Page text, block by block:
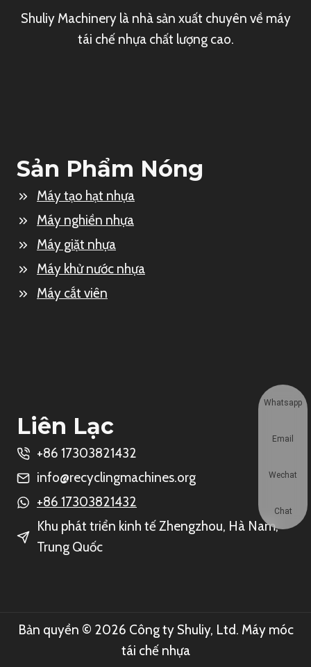
Shuliy Machinery là nhà sản xuất chuyên về máy
tái chế nhựa chất lượng cao.
Sản Phẩm Nóng
Máy tạo hạt nhựa
Máy nghiền nhựa
Máy giặt nhựa
Máy khử nước nhựa
Máy cắt viên
Liên Lạc
+86 17303821432
info@recyclingmachines.org
+86 17303821432
Khu phát triển kinh tế Zhengzhou, Hà Nam,
Trung Quốc
Bản quyền © 2026 Công ty Shuliy, Ltd. Máy móc
tái chế nhựa
Whatsapp
Email
Wechat
Chat